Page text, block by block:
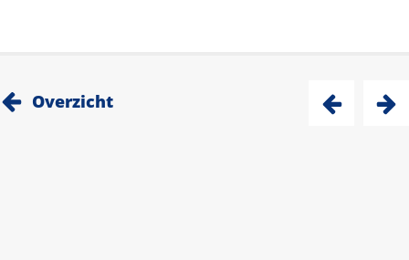
Overzicht